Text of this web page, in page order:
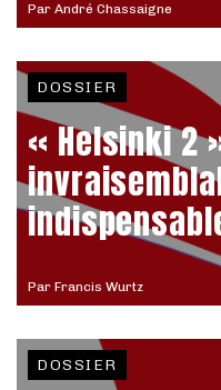
Par André Chassaigne
Par Francis Wurtz
DOSSIER
« Helsinki 2
DOSSIER